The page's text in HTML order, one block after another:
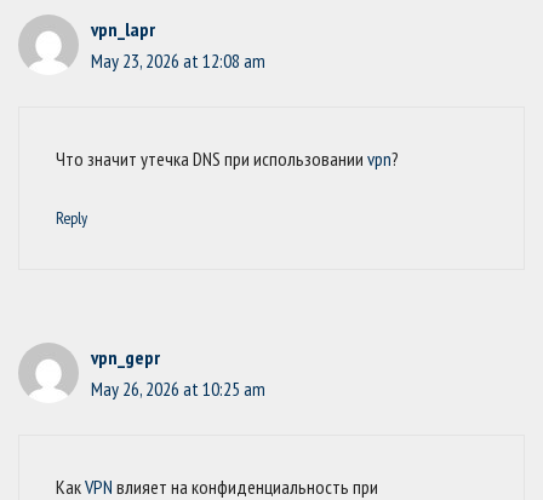
vpn_lapr
May 23, 2026 at 12:08 am
Что значит утечка DNS при использовании vpn?
Reply
vpn_gepr
May 26, 2026 at 10:25 am
КакVPN влияет на конфиденциальность при